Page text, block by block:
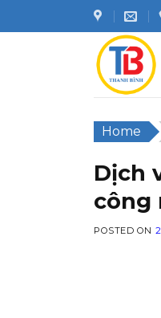
to
Home
Dịch
công
POSTED ON